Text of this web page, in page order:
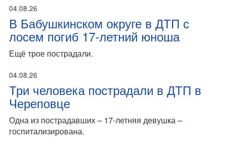
04.08.26
В Бабушкинском округе в ДТП с
лосем погиб 17-летний юноша
Ещё трое пострадали.
04.08.26
Три человека пострадали в ДТП в
Череповце
Одна из пострадавших – 17-летняя девушка –
госпитализирована.